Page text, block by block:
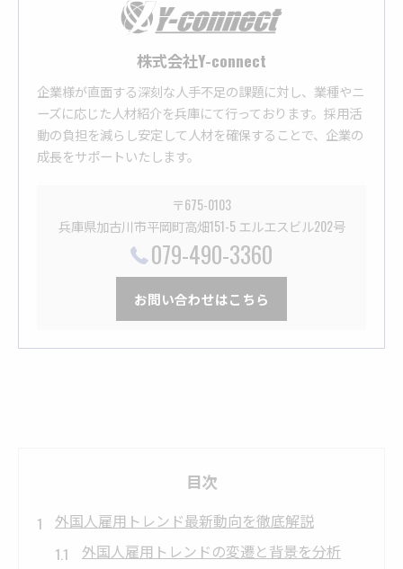
株式会社Y-connect
企業様が直面する深刻な人手不足の課題に対し、業種やニ
ーズに応じた人材紹介を兵庫にて行っております。採用活
動の負担を減らし安定して人材を確保することで、企業の
成長をサポートいたします。
〒675-0103
兵庫県加古川市平岡町高畑151-5 エルエスビル202号
079-490-3360
お問い合わせはこちら
目次
外国人雇用トレンド最新動向を徹底解説
外国人雇用トレンドの変遷と背景を分析